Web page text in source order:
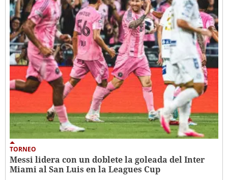
TORNEO
Messi lidera con un doblete la goleada del Inter
Miami al San Luis en la Leagues Cup